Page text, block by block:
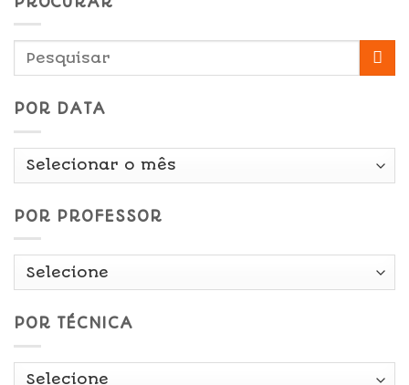
POR DATA
Por
POR PROFESSOR
POR TÉCNICA